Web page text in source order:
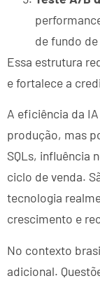
de fundo
Essa estrutura
e fortalece a
A eficiência da
produção, mas
SQLs, influência
ciclo de venda.
tecnologia
crescimento e
No contexto
adicional.